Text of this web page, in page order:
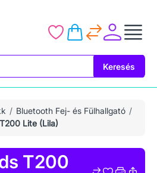
Keresés
Bluetooth Fej- és Fülhallgató
Lite (Lila)
T200